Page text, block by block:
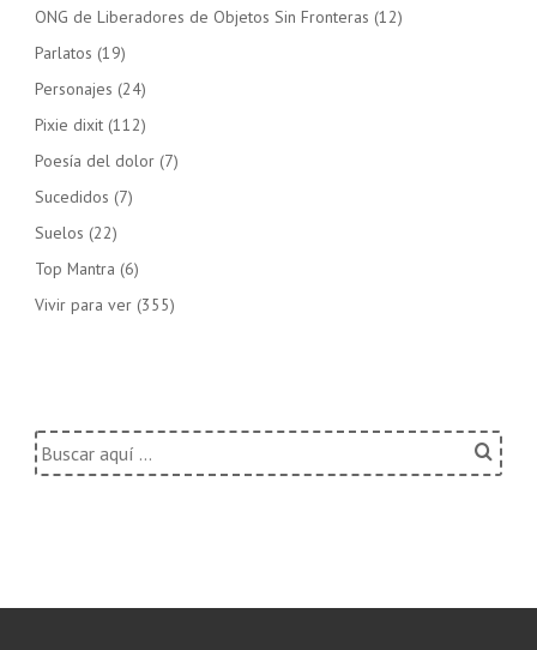
ONG de Liberadores de Objetos Sin Fronteras (12)
Parlatos (19)
Personajes (24)
Pixie dixit (112)
Poesía del dolor (7)
Sucedidos (7)
Suelos (22)
Top Mantra (6)
Vivir para ver (355)
Buscar
por: